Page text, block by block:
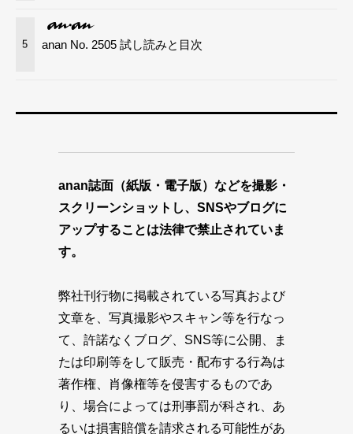
5 anan No. 2505 試し読みと目次
anan誌面（紙版・電子版）などを撮影・
スクリーンショットし、SNSやブログに
アップすることは法律で禁止されていま
す。
弊社刊行物に掲載されている写真および
文章を、写真撮影やスキャン等を行なっ
て、許諾なくブログ、SNS等に公開、ま
たは印刷等をして販売・配布する行為は
著作権、肖像権等を侵害するものであ
り、場合によっては刑事罰が科され、あ
るいは損害賠償を請求される可能性があ